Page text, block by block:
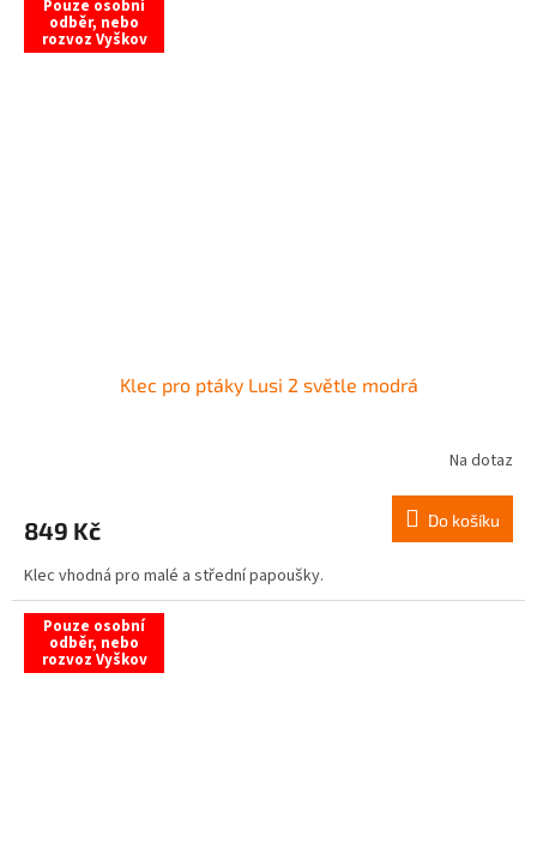
Pouze osobní
odběr, nebo
rozvoz Vyškov
Klec pro ptáky Lusi 2 světle modrá
Na dotaz
849 Kč Do košíku
Klec vhodná pro malé a střední papoušky.
Pouze osobní
odběr, nebo
rozvoz Vyškov